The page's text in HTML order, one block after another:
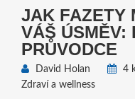
JAK FAZETY
VÁŠ ÚSMĚV:
PRŮVODCE
David Holan 4
Zdraví a wellness